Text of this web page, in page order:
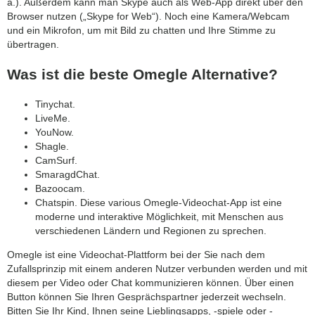
a.). Außerdem kann man Skype auch als Web-App direkt über den
Browser nutzen („Skype for Web“). Noch eine Kamera/Webcam
und ein Mikrofon, um mit Bild zu chatten und Ihre Stimme zu
übertragen.
Was ist die beste Omegle Alternative?
Tinychat.
LiveMe.
YouNow.
Shagle.
CamSurf.
SmaragdChat.
Bazoocam.
Chatspin. Diese various Omegle-Videochat-App ist eine
moderne und interaktive Möglichkeit, mit Menschen aus
verschiedenen Ländern und Regionen zu sprechen.
Omegle ist eine Videochat-Plattform bei der Sie nach dem
Zufallsprinzip mit einem anderen Nutzer verbunden werden und mit
diesem per Video oder Chat kommunizieren können. Über einen
Button können Sie Ihren Gesprächspartner jederzeit wechseln.
Bitten Sie Ihr Kind, Ihnen seine Lieblingsapps, -spiele oder -